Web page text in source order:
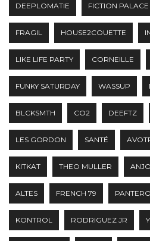
DEEPLOMATIE FICTION PALACE
FRAGIL HOUSE2COUETTE
LIKE LIFE PARTY CORNEILLE
FUNKY SATURDAY WASSUP
BLCKSMTH CO2 DEEFTZ
LES GORDON SANTÉ
KITKAT THEO MULLER
ALTES FRENCH 79
KONTROL RODRIGUEZ JR